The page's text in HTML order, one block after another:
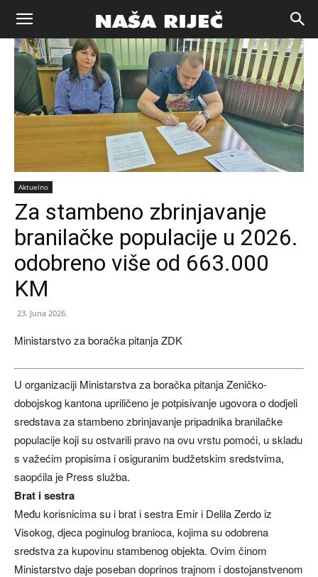
Naša
Aktuelno
Za stambeno zbrinjavanje
branilačke populacije u 2026.
odobreno više od 663.000
KM
23. Juna 2026.
Ministarstvo za boračka pitanja ZDK
U organizaciji Ministarstva za boračka pitanja Zeničko-
dobojskog kantona upriličeno je potpisivanje ugovora o dodjeli
sredstava za stambeno zbrinjavanje pripadnika branilačke
populacije koji su ostvarili pravo na ovu vrstu pomoći, u skladu
s važećim propisima i osiguranim budžetskim sredstvima,
saopćila je Press služba.
Brat i sestra
Među korisnicima su i brat i sestra Emir i Delila Zerdo iz
Visokog, djeca poginulog branioca, kojima su odobrena
sredstva za kupovinu stambenog objekta. Ovim činom
Ministarstvo daje poseban doprinos trajnom i dostojanstvenom